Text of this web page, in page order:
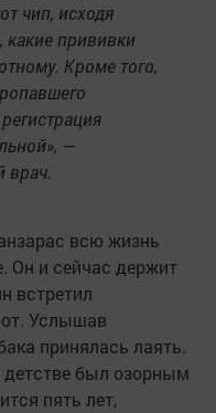
чип, исходя
какие прививки
Кроме того,
—
врач.
всю жизнь
Он и сейчас держит
встретил
Услышав
принялась лаять.
детстве был озорным
пять лет,